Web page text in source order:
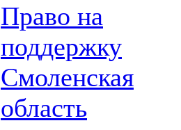
Право на
поддержку
Смоленская
область